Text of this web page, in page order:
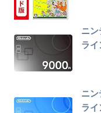
ニン
ライ
ニン
ライ